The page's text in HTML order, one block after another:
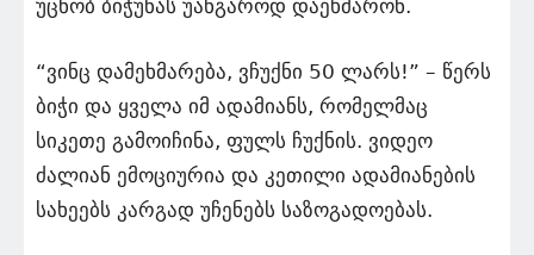
უცნობ ბიჭუნას უანგაროდ დაეხმარონ.
“ვინც დამეხმარება, ვჩუქნი 50 ლარს!” – წერს
ბიჭი და ყველა იმ ადამიანს, რომელმაც
სიკეთე გამოიჩინა, ფულს ჩუქნის. ვიდეო
ძალიან ემოციურია და კეთილი ადამიანების
სახეებს კარგად უჩენებს საზოგადოებას.